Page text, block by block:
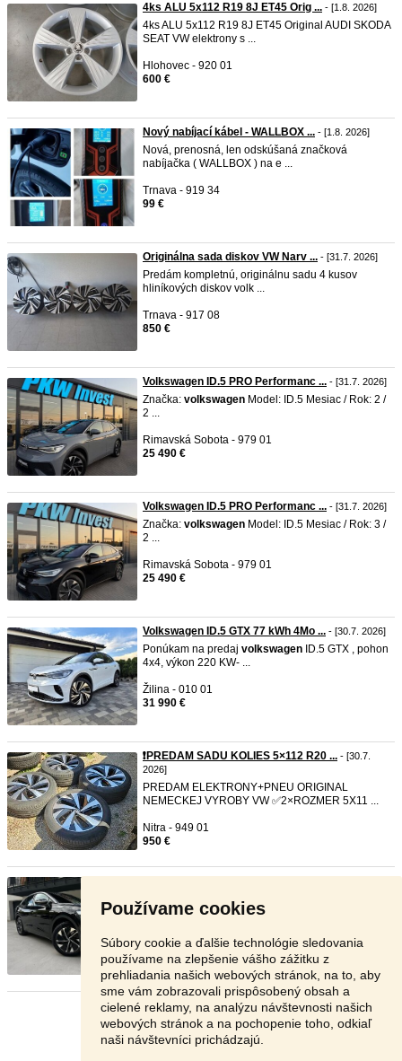
Používame cookies
Súbory cookie a ďalšie technológie sledovania
používame na zlepšenie vášho zážitku z
prehliadania našich webových stránok, na to, aby
sme vám zobrazovali prispôsobený obsah a
cielené reklamy, na analýzu návštevnosti našich
webových stránok a na pochopenie toho, odkiaľ
naši návštevníci prichádzajú.
4ks ALU 5x112 R19 8J ET45 Orig ... - [1.8. 2026]
4ks ALU 5x112 R19 8J ET45 Original AUDI SKODA
SEAT VW elektrony s ...
Hlohovec - 920 01
600 €
Nový nabíjací kábel - WALLBOX ... - [1.8. 2026]
Nová, prenosná, len odskúšaná značková
nabíjačka ( WALLBOX ) na e ...
Trnava - 919 34
99 €
Originálna sada diskov VW Narv ... - [31.7. 2026]
Predám kompletnú, originálnu sadu 4 kusov
hliníkových diskov volk ...
Trnava - 917 08
850 €
Volkswagen ID.5 PRO Performanc ... - [31.7. 2026]
Značka: volkswagen Model: ID.5 Mesiac / Rok: 2 /
2 ...
Rimavská Sobota - 979 01
25 490 €
Volkswagen ID.5 PRO Performanc ... - [31.7. 2026]
Značka: volkswagen Model: ID.5 Mesiac / Rok: 3 /
2 ...
Rimavská Sobota - 979 01
25 490 €
Volkswagen ID.5 GTX 77 kWh 4Mo ... - [30.7. 2026]
Ponúkam na predaj volkswagen ID.5 GTX , pohon
4x4, výkon 220 KW- ...
Žilina - 010 01
31 990 €
❗️PREDAM SADU KOLIES 5×112 R20 ... - [30.7.
2026]
PREDAM ELEKTRONY+PNEU ORIGINAL
NEMECKEJ VYROBY VW ✅️2×ROZMER 5X11 ...
Nitra - 949 01
950 €
Technické údaje : r.v.: 11/2022, 0cm3, 128kW
(176PS), Z, A1, Ele ...
Žilina - 013 13
Stránka: 1 2 3 Ďalšia